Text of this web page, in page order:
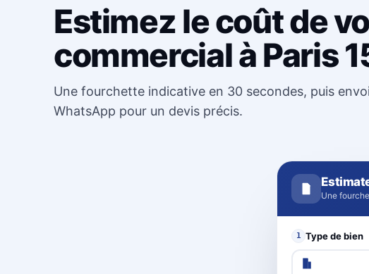
Estimez le coût de
commercial à Paris
Une fourchette indicative en 30 secondes, puis
WhatsApp pour un devis précis.
Une
1 Type de bien